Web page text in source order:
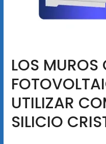
LOS MUROS
UTILIZAR
SILICIO